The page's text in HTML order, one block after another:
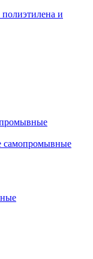
и
самопромывные